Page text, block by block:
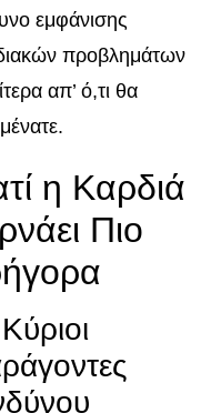
εμφάνισης
προβλημάτων
απ’ ό,τι θα
η Καρδιά
Πιο